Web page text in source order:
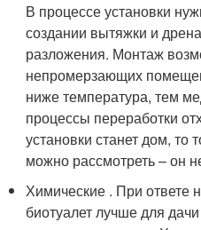
В процессе установки
создании вытяжки и
разложения. Монтаж
непромерзающих
ниже температура, тем
процессы переработки
установки станет дом,
можно рассмотреть – он
Химические . При ответе
биотуалет лучше для